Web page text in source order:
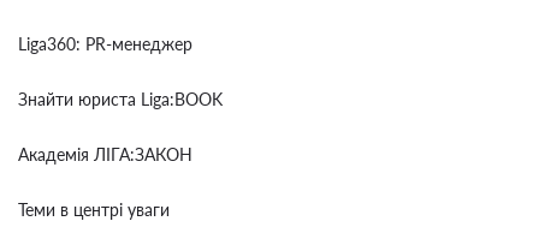
Liga360: PR-менеджер
Знайти юриста Liga:BOOK
Академія ЛІГА:ЗАКОН
Теми в центрі уваги